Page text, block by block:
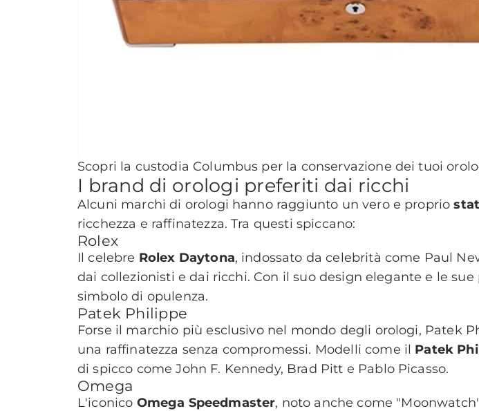
Scopri la custodia Columbus per la conservazione dei tuoi
I brand di orologi preferiti dai ricchi
Alcuni marchi di orologi hanno raggiunto un vero e proprio
ricchezza e raffinatezza. Tra questi spiccano:
Rolex
Il celebre Rolex Daytona, indossato da celebrità come Paul
dai collezionisti e dai ricchi. Con il suo design elegante e le
simbolo di opulenza.
Patek Philippe
Forse il marchio più esclusivo nel mondo degli orologi, Patek
una raffinatezza senza compromessi. Modelli come il Patek
di spicco come John F. Kennedy, Brad Pitt e Pablo Picasso.
Omega
L'iconico Omega Speedmaster, noto anche come